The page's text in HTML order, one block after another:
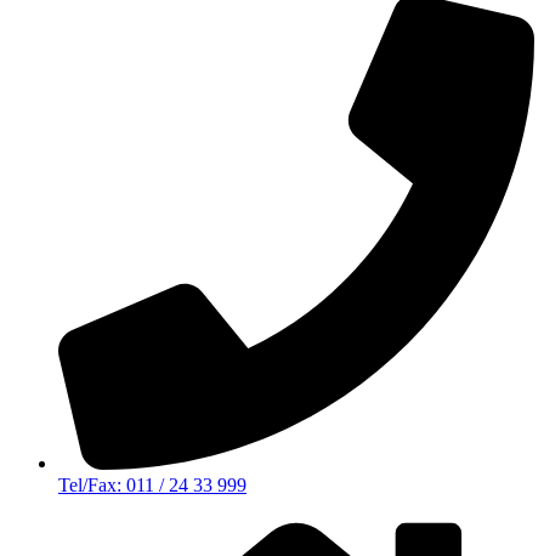
Tel/Fax: 011 / 24 33 999